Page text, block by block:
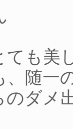
ても美
、随一
のダメ